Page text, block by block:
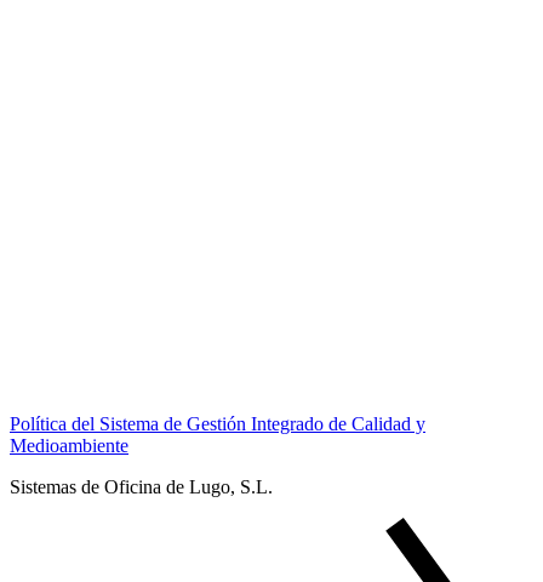
Política del Sistema de Gestión Integrado de Calidad y
Medioambiente
Sistemas de Oficina de Lugo, S.L.